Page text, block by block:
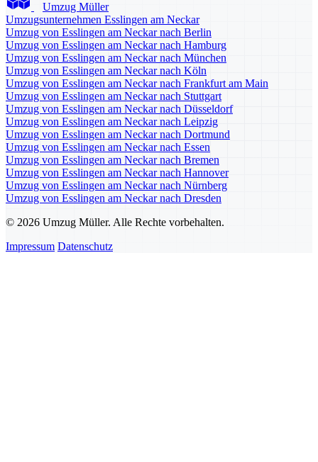
Umzug Müller
Umzugsunternehmen Esslingen am Neckar
Umzug von Esslingen am Neckar nach Berlin
Umzug von Esslingen am Neckar nach Hamburg
Umzug von Esslingen am Neckar nach München
Umzug von Esslingen am Neckar nach Köln
Umzug von Esslingen am Neckar nach Frankfurt am Main
Umzug von Esslingen am Neckar nach Stuttgart
Umzug von Esslingen am Neckar nach Düsseldorf
Umzug von Esslingen am Neckar nach Leipzig
Umzug von Esslingen am Neckar nach Dortmund
Umzug von Esslingen am Neckar nach Essen
Umzug von Esslingen am Neckar nach Bremen
Umzug von Esslingen am Neckar nach Hannover
Umzug von Esslingen am Neckar nach Nürnberg
Umzug von Esslingen am Neckar nach Dresden
© 2026 Umzug Müller. Alle Rechte vorbehalten.
Impressum Datenschutz